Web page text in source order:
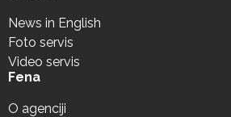
News in English
Foto servis
Video servis
Fena
O agenciji